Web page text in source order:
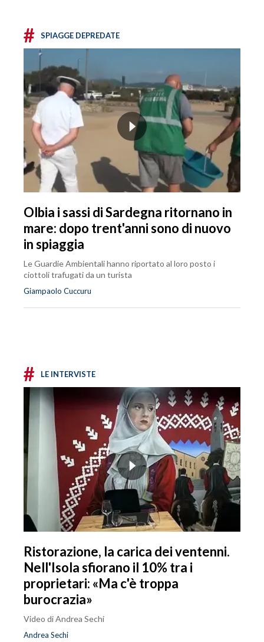
# SPIAGGE DEPREDATE
Olbia i sassi di Sardegna ritornano in
mare: dopo trent'anni sono di nuovo
in spiaggia
Le Guardie Ambientali hanno riportato al loro posto i
ciottoli trafugati da un turista
Giampaolo Cuccuru
# LE INTERVISTE
Ristorazione, la carica dei ventenni.
Nell'Isola sfiorano il 10% tra i
proprietari: «Ma c'è troppa
burocrazia»
Video di Andrea Sechi
Andrea Sechi